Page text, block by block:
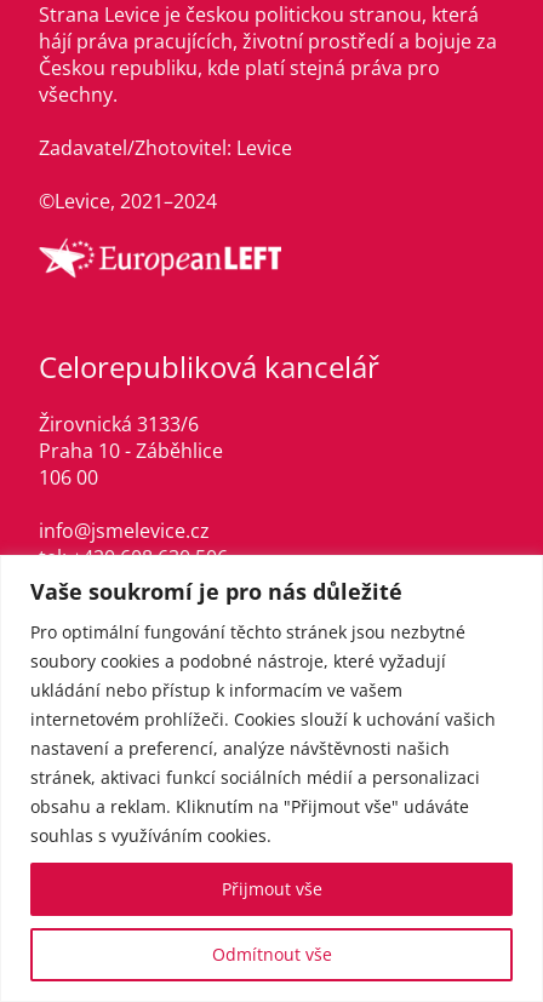
Vaše soukromí je pro nás důležité
Pro optimální fungování těchto stránek jsou nezbytné
soubory cookies a podobné nástroje, které vyžadují
ukládání nebo přístup k informacím ve vašem
internetovém prohlížeči. Cookies slouží k uchování vašich
nastavení a preferencí, analýze návštěvnosti našich
stránek, aktivaci funkcí sociálních médií a personalizaci
obsahu a reklam. Kliknutím na "Přijmout vše" udáváte
souhlas s využíváním cookies.
Odmítnout vše
Přijmout vše
Strana Levice je českou politickou stranou, která
hájí práva pracujících, životní prostředí a bojuje za
Českou republiku, kde platí stejná práva pro
všechny.
Zadavatel/Zhotovitel: Levice
©Levice, 2021–2024
Celorepubliková kancelář
Žirovnická 3133/6
Praha 10 - Záběhlice
106 00
info@jsmelevice.cz
tel: +420 608 630 506
IČO: 49628089
O straně
Naši lidé
Náš program
Stanovy
Kalendář akcí